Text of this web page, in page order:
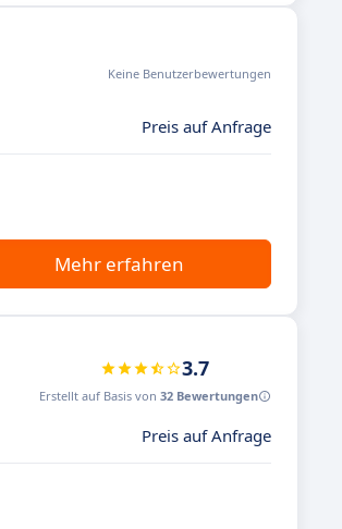
Keine Benutzerbewertungen
Preis auf Anfrage
Mehr erfahren
3.7
Erstellt auf Basis von 32 Bewertungen
Preis auf Anfrage